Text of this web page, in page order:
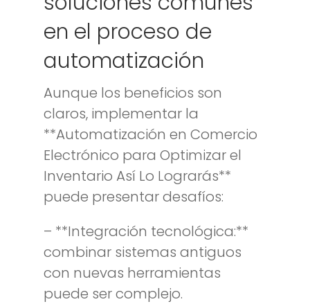
en el proceso de
automatización
Aunque los beneficios son
claros, implementar la
**Automatización en Comercio
Electrónico para Optimizar el
Inventario Así Lo Lograrás**
puede presentar desafíos:
– **Integración tecnológica:**
combinar sistemas antiguos
con nuevas herramientas
puede ser complejo.